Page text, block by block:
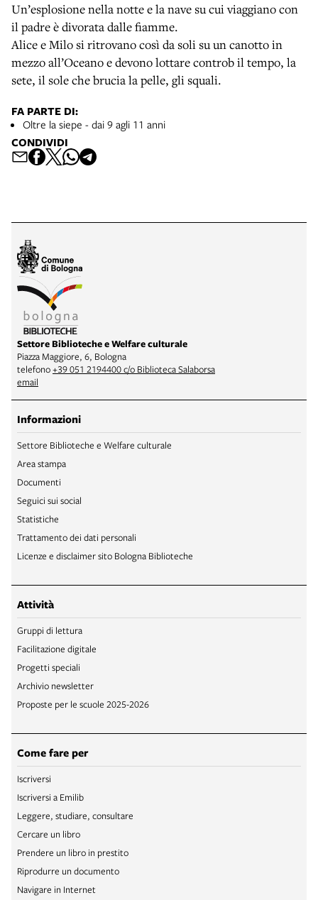
Un’esplosione nella notte e la nave su cui viaggiano con
il padre è divorata dalle fiamme.
Alice e Milo si ritrovano così da soli su un canotto in
mezzo all’Oceano e devono lottare controb il tempo, la
sete, il sole che brucia la pelle, gli squali.
FA PARTE DI:
Oltre la siepe - dai 9 agli 11 anni
CONDIVIDI
Settore Biblioteche e Welfare culturale
Piazza Maggiore, 6, Bologna
telefono+39 051 2194400 c/o Biblioteca Salaborsa
email
Informazioni
Settore Biblioteche e Welfare culturale
Area stampa
Documenti
Seguici sui social
Statistiche
Trattamento dei dati personali
Licenze e disclaimer sito Bologna Biblioteche
Attività
Gruppi di lettura
Facilitazione digitale
Progetti speciali
Archivio newsletter
Proposte per le scuole 2025-2026
Come fare per
Iscriversi
Iscriversi a Emilib
Leggere, studiare, consultare
Cercare un libro
Prendere un libro in prestito
Riprodurre un documento
Navigare in Internet